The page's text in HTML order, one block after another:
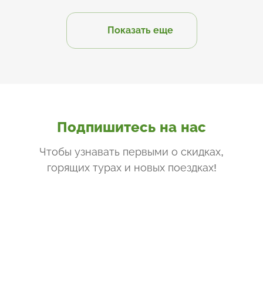
Показать еще
Подпишитесь на нас
Чтобы узнавать первыми о скидках,
горящих турах и новых поездках!